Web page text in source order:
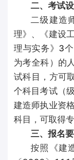
二、考试
二级建造
理》、《建设
理与实务》3
为考全科）的
试科目，方可
个科目考试（
建造师执业资
科目，可取得
三、报名
按照《建